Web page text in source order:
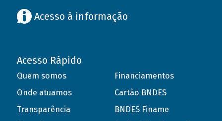
Acesso à informação
Acesso Rápido
Quem somos
Onde atuamos
Transparência
Financiamentos
Cartão BNDES
BNDES Finame